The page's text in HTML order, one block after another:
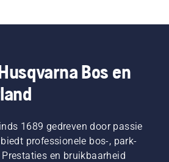
Bos en
1689 gedreven door passie
professionele bos-, park-
en bruikbaarheid